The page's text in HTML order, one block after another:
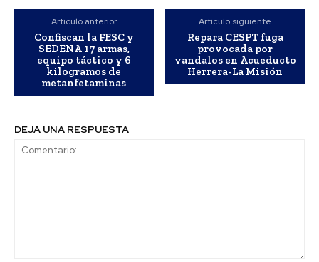
Artículo anterior
Confiscan la FESC y
SEDENA 17 armas,
equipo táctico y 6
kilogramos de
metanfetaminas
Artículo siguiente
Repara CESPT fuga
provocada por
vandalos en Acueducto
Herrera-La Misión
DEJA UNA RESPUESTA